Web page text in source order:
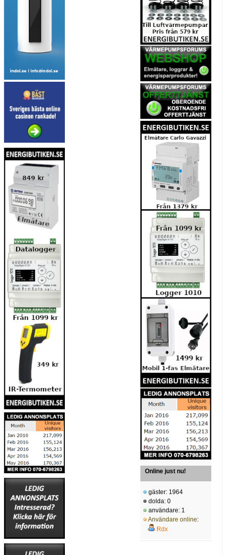
Online just nu!
gäster: 1964
dolda: 0
användare: 1
Användare online:
Rdx